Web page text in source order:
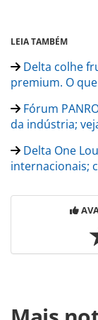
LEIA TAMBÉM
Delta colhe
premium. O
Fórum
da indústria;
Delta One
internacionais;
https://